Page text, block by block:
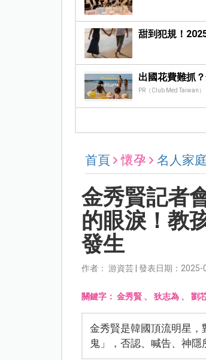
甜到犯規！
出國花費難抓
PR（Club Med Taiwan）
首頁 懷孕 名人家庭
金秀賢記者
的眼淚！教
發生
作者： 游資芸 | 發表日期：2025-
關鍵字：金秀賢 、狄志為 、劉
金秀賢是韓國頂流明星
鬼」，否認、喊告、神